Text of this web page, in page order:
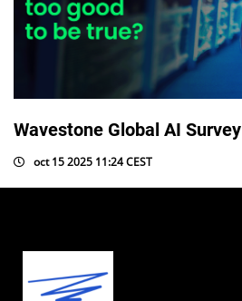
Wavestone Global AI Survey
oct 15 2025 11:24 CEST